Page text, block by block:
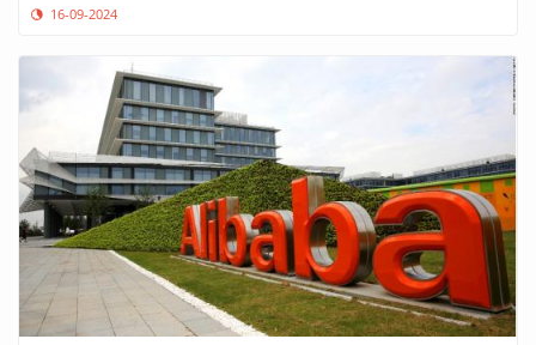
16-09-2024